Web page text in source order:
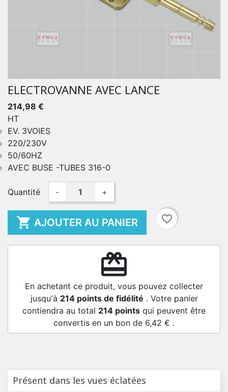
ELECTROVANNE AVEC LANCE
214,98 €
HT
EV. 3VOIES
220/230V
50/60HZ
AVEC BUSE -TUBES 316-0
Quantité - +
 AJOUTER AU PANIER favorite_border
redeem
En achetant ce produit, vous pouvez collecter
jusqu'à 214points de fidélité . Votre panier
contiendra au total 214 points qui peuvent être
convertis en un bon de 6,42 € .
Présent dans les vues éclatées